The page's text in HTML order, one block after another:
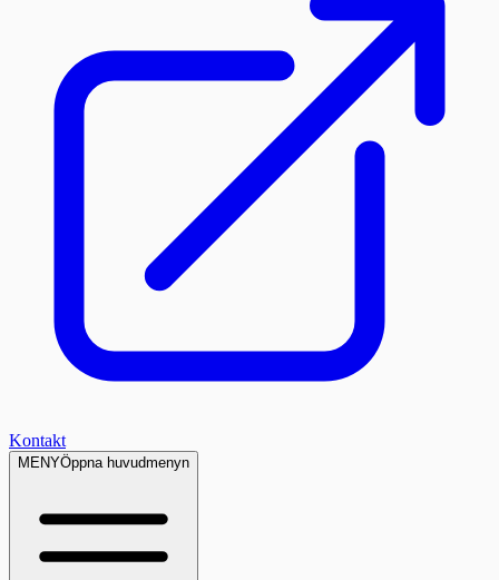
Kontakt
MENYÖppna huvudmenyn